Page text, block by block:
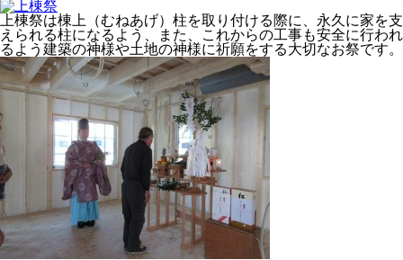
上棟祭は棟上（むねあげ）柱を取り付ける際に、永久に家を支
えられる柱になるよう、また、これからの工事も安全に行われ
るよう建築の神様や土地の神様に祈願をする大切なお祭です。